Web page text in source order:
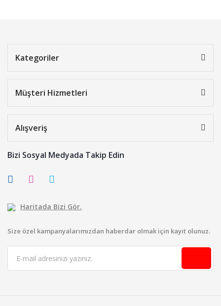
Kategoriler
Müşteri Hizmetleri
Alışveriş
Bizi Sosyal Medyada Takip Edin
Haritada Bizi Gör.
Size özel kampanyalarımızdan haberdar olmak için kayıt olunuz.